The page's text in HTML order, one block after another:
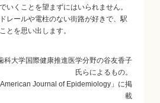
いくことを望まずにはいられません。
レールや電柱のない街路が好きで、駅
とを思い出します。
大学国際健康推進医学分野の谷友香子
氏らによるもの。
Journal of Epidemiology」に掲
載